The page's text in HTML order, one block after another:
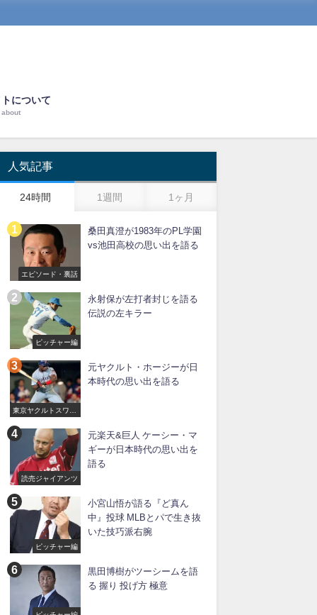
について
about
人気記事
24時間 1週間 1ヶ月
エピソード・裏話
桑田真澄が1983年のPL学園
vs池田高校の思い出を語る
ピッチャー編
永射保が左打者封じを語る
伝説の左キラー
東京ヤクルトスワロ
元ヤクルト・ホージーが日
本時代の思い出を語る
読売ジャイアンツ
元楽天&巨人 ケーシー・マ
ギーが日本時代の思い出を
語る
ピッチャー編
小宮山悟が語る『ど真ん
中』投球 MLBとパで生き抜
いた技巧派右腕
黒田博樹がツーシームを語
る 握り 投げ方 極意